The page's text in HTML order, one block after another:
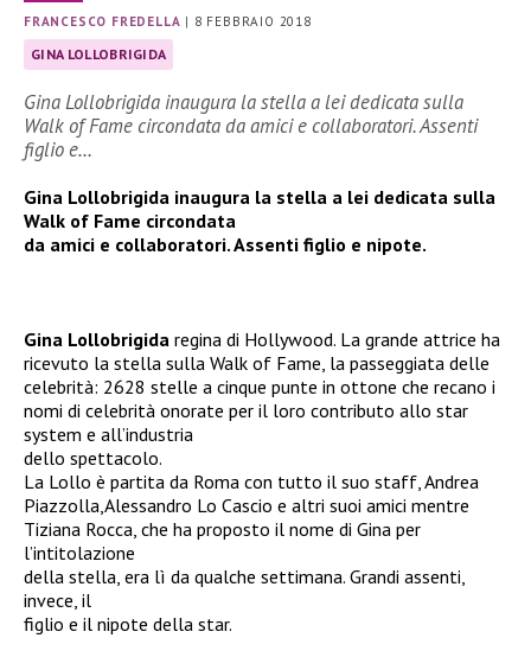
FRANCESCO FREDELLA | 8 FEBBRAIO 2018
GINA LOLLOBRIGIDA
Gina Lollobrigida inaugura la stella a lei dedicata sulla
Walk of Fame circondata da amici e collaboratori. Assenti
figlio e…
Gina Lollobrigida inaugura la stella a lei dedicata sulla
Walk of Fame circondata
da amici e collaboratori. Assenti figlio e nipote.
Gina Lollobrigida regina di Hollywood. La grande attrice ha
ricevuto la stella sulla Walk of Fame, la passeggiata delle
celebrità: 2628 stelle a cinque punte in ottone che recano i
nomi di celebrità onorate per il loro contributo allo star
system e all’industria
dello spettacolo.
La Lollo è partita da Roma con tutto il suo staff, Andrea
Piazzolla,Alessandro Lo Cascio e altri suoi amici mentre
Tiziana Rocca, che ha proposto il nome di Gina per
l’intitolazione
della stella, era lì da qualche settimana. Grandi assenti,
invece, il
figlio e il nipote della star.